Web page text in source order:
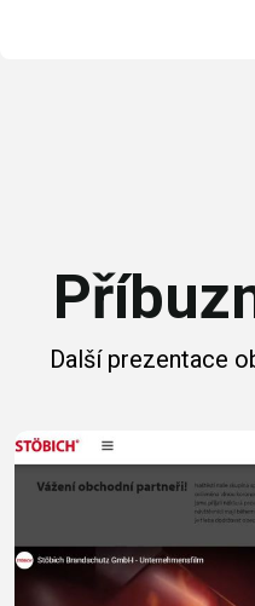
Další prezentace